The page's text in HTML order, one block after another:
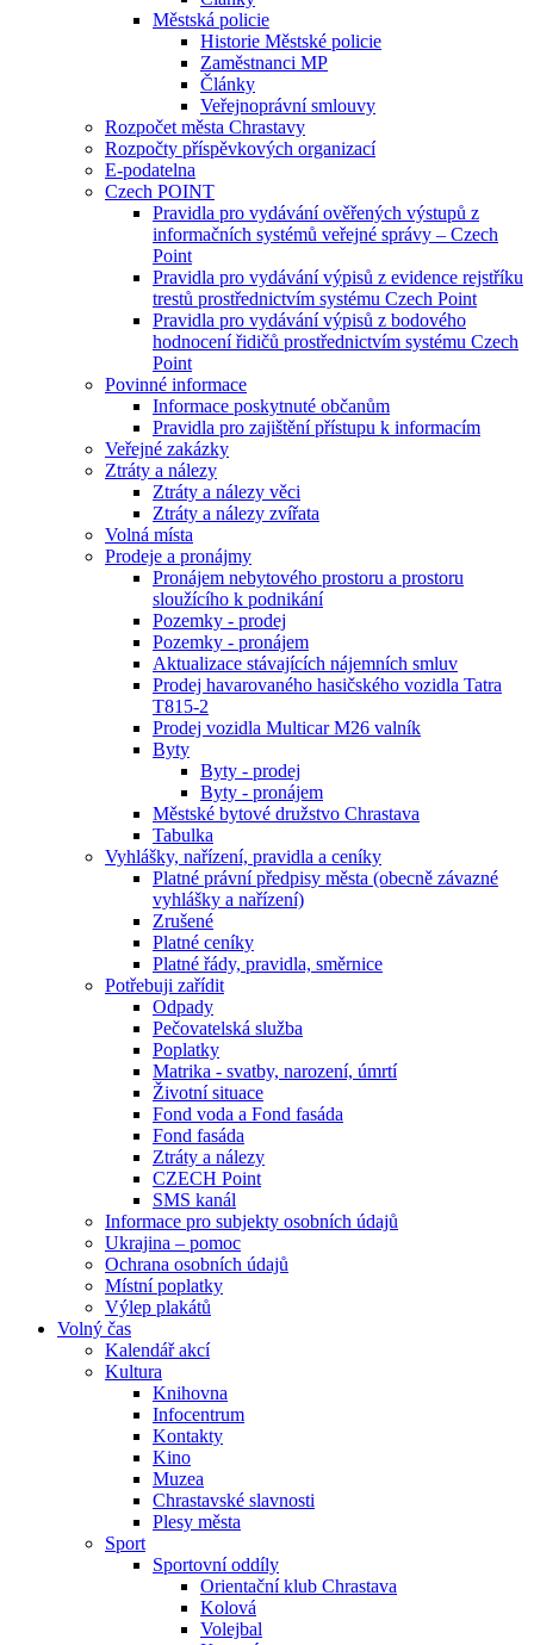
Městská policie
Historie Městské policie
Zaměstnanci MP
Články
Veřejnoprávní smlouvy
Rozpočet města Chrastavy
Rozpočty příspěvkových organizací
E-podatelna
Czech POINT
Pravidla pro vydávání ověřených výstupů z
informačních systémů veřejné správy – Czech
Point
Pravidla pro vydávání výpisů z evidence rejstříku
trestů prostřednictvím systému Czech Point
Pravidla pro vydávání výpisů z bodového
hodnocení řidičů prostřednictvím systému Czech
Point
Povinné informace
Informace poskytnuté občanům
Pravidla pro zajištění přístupu k informacím
Veřejné zakázky
Ztráty a nálezy
Ztráty a nálezy věci
Ztráty a nálezy zvířata
Volná místa
Prodeje a pronájmy
Pronájem nebytového prostoru a prostoru
sloužícího k podnikání
Pozemky - prodej
Pozemky - pronájem
Aktualizace stávajících nájemních smluv
Prodej havarovaného hasičského vozidla Tatra
T815-2
Prodej vozidla Multicar M26 valník
Byty
Byty - prodej
Byty - pronájem
Městské bytové družstvo Chrastava
Tabulka
Vyhlášky, nařízení, pravidla a ceníky
Platné právní předpisy města (obecně závazné
vyhlášky a nařízení)
Zrušené
Platné ceníky
Platné řády, pravidla, směrnice
Potřebuji zařídit
Odpady
Pečovatelská služba
Poplatky
Matrika - svatby, narození, úmrtí
Životní situace
Fond voda a Fond fasáda
Fond fasáda
Ztráty a nálezy
CZECH Point
SMS kanál
Informace pro subjekty osobních údajů
Ukrajina – pomoc
Ochrana osobních údajů
Místní poplatky
Výlep plakátů
Volný čas
Kalendář akcí
Kultura
Knihovna
Infocentrum
Kontakty
Kino
Muzea
Chrastavské slavnosti
Plesy města
Sport
Sportovní oddíly
Orientační klub Chrastava
Kolová
Volejbal